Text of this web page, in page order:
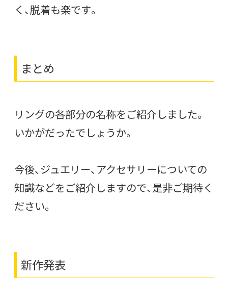
く、脱着も楽です。
まとめ
リングの各部分の名称をご紹介しました。
いかがだったでしょうか。
今後、ジュエリー、アクセサリーについての
知識などをご紹介しますので、是非ご期待く
ださい。
新作発表